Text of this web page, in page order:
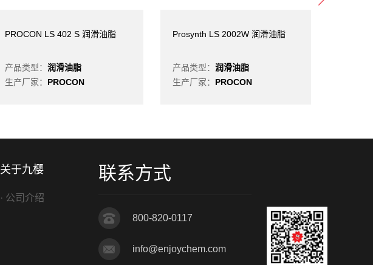
PROCON LS 402 S 润滑油脂
产品类型： 润滑油脂
生产厂家： PROCON
Prosynth LS 2002W 润滑油脂
产品类型： 润滑油脂
生产厂家： PROCON
关于九樱
· 公司介绍
联系方式
800-820-0117
info@enjoychem.com